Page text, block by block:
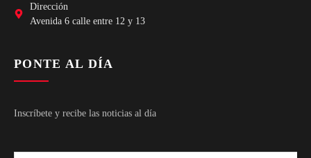
Dirección
Avenida 6 calle entre 12 y 13
PONTE AL DÍA
Inscríbete y recibe las noticias al día